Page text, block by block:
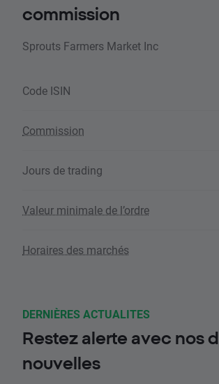
commission
Sprouts Farmers Market Inc
Code ISIN
Commission
Jours de trading
Valeur minimale de l’ordre
Horaires des marchés
DERNIÈRES ACTUALITES
Restez alerte avec nos
nouvelles